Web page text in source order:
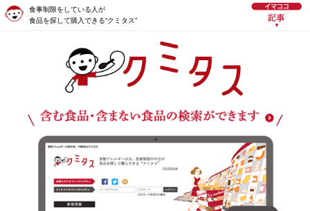
食事制限をしている人が
食品を探して購入できる“クミタス”